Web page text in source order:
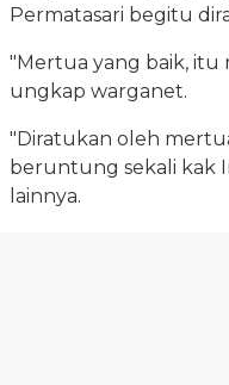
Permatasari begitu
"Mertua yang baik, itu
ungkap warganet.
"Diratukan oleh
beruntung sekali kak
lainnya.